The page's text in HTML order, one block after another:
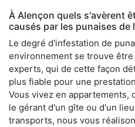
À Alençon quels s'avèrent
causés par les punaises de
Le degré d'infestation de
environnement se trouve
experts, qui de cette façon
plus fiable pour une
Vous vivez en appartements,
le gérant d'un gîte ou d'un
transports, nous vous